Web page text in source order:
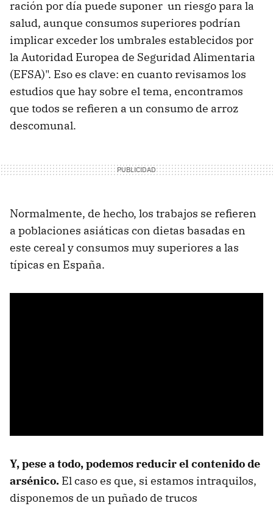
ración por día puede suponer un riesgo para la
salud, aunque consumos superiores podrían
implicar exceder los umbrales establecidos por
la Autoridad Europea de Seguridad Alimentaria
(EFSA)". Eso es clave: en cuanto revisamos los
estudios que hay sobre el tema, encontramos
que todos se refieren a un consumo de arroz
descomunal.
Normalmente, de hecho, los trabajos se refieren
a poblaciones asiáticas con dietas basadas en
este cereal y consumos muy superiores a las
típicas en España.
Y, pese a todo, podemos reducir el contenido de
arsénico. El caso es que, si estamos intraquilos,
disponemos de un puñado de trucos